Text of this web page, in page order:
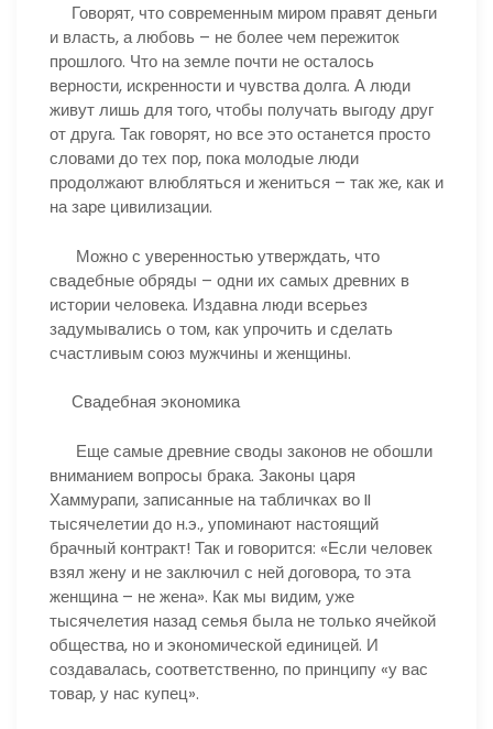
Говорят, что современным миром правят деньги
и власть, а любовь – не более чем пережиток
прошлого. Что на земле почти не осталось
верности, искренности и чувства долга. А люди
живут лишь для того, чтобы получать выгоду друг
от друга. Так говорят, но все это останется просто
словами до тех пор, пока молодые люди
продолжают влюбляться и жениться – так же, как и
на заре цивилизации.
Можно с уверенностью утверждать, что
свадебные обряды – одни их самых древних в
истории человека. Издавна люди всерьез
задумывались о том, как упрочить и сделать
счастливым союз мужчины и женщины.
Свадебная экономика
Еще самые древние своды законов не обошли
вниманием вопросы брака. Законы царя
Хаммурапи, записанные на табличках во II
тысячелетии до н.э., упоминают настоящий
брачный контракт! Так и говорится: «Если человек
взял жену и не заключил с ней договора, то эта
женщина – не жена». Как мы видим, уже
тысячелетия назад семья была не только ячейкой
общества, но и экономической единицей. И
создавалась, соответственно, по принципу «у вас
товар, у нас купец».